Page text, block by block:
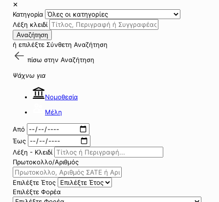
✕
Κατηγορία
Λέξη κλειδί
Αναζήτηση
ή επιλέξτε Σύνθετη Αναζήτηση
πίσω στην Αναζήτηση
Ψάχνω για
Νομοθεσία
Μέλη
Από
Έως
Λέξη - Κλειδί
Πρωτοκολλο/Αριθμός
Επιλέξτε Έτος
Επιλέξτε Φορέα